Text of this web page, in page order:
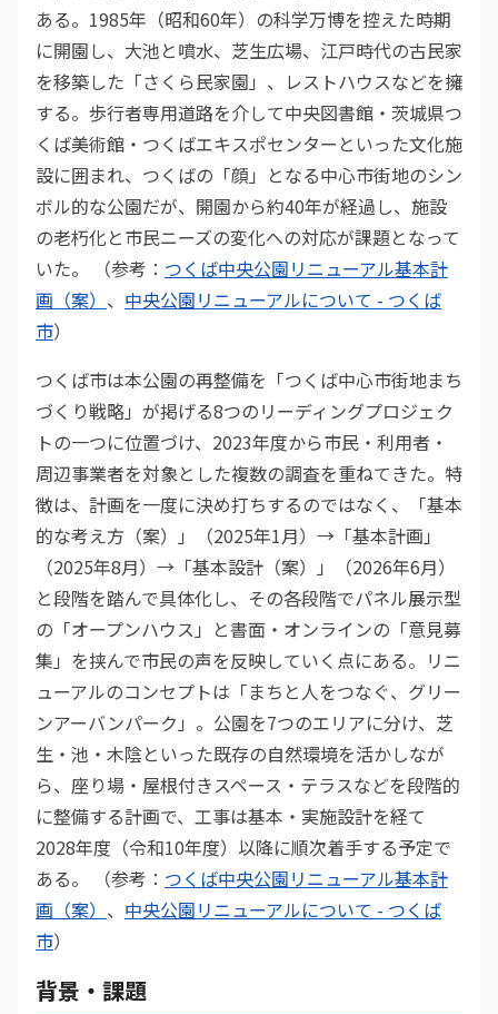
ある。1985年（昭和60年）の科学万博を控えた時期
に開園し、大池と噴水、芝生広場、江戸時代の古民家
を移築した「さくら民家園」、レストハウスなどを擁
する。歩行者専用道路を介して中央図書館・茨城県つ
くば美術館・つくばエキスポセンターといった文化施
設に囲まれ、つくばの「顔」となる中心市街地のシン
ボル的な公園だが、開園から約40年が経過し、施設
の老朽化と市民ニーズの変化への対応が課題となって
いた。 （参考： つくば中央公園リニューアル基本計
画（案） 、 中央公園リニューアルについて - つくば
市）
つくば市は本公園の再整備を「つくば中心市街地まち
づくり戦略」が掲げる8つのリーディングプロジェク
トの一つに位置づけ、2023年度から市民・利用者・
周辺事業者を対象とした複数の調査を重ねてきた。特
徴は、計画を一度に決め打ちするのではなく、「基本
的な考え方（案）」（2025年1月）→「基本計画」
（2025年8月）→「基本設計（案）」（2026年6月）
と段階を踏んで具体化し、その各段階でパネル展示型
の「オープンハウス」と書面・オンラインの「意見募
集」を挟んで市民の声を反映していく点にある。リニ
ューアルのコンセプトは「まちと人をつなぐ、グリー
ンアーバンパーク」。公園を7つのエリアに分け、芝
生・池・木陰といった既存の自然環境を活かしなが
ら、座り場・屋根付きスペース・テラスなどを段階的
に整備する計画で、工事は基本・実施設計を経て
2028年度（令和10年度）以降に順次着手する予定で
ある。 （参考： つくば中央公園リニューアル基本計
画（案） 、 中央公園リニューアルについて - つくば
市）
背景・課題